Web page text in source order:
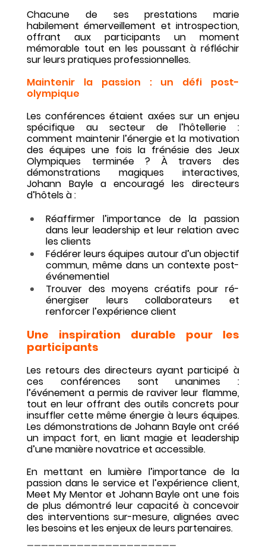
Chacune de ses prestations marie
habilement émerveillement et introspection,
offrant aux participants un moment
mémorable tout en les poussant à réfléchir
sur leurs pratiques professionnelles.
Maintenir la passion : un défi post-
olympique
Les conférences étaient axées sur un enjeu
spécifique au secteur de l’hôtellerie :
comment maintenir l’énergie et la motivation
des équipes une fois la frénésie des Jeux
Olympiques terminée ? À travers des
démonstrations magiques interactives,
Johann Bayle a encouragé les directeurs
d’hôtels à :
Réaffirmer l’importance de la passion
dans leur leadership et leur relation avec
les clients
Fédérer leurs équipes autour d’un objectif
commun, même dans un contexte post-
événementiel
Trouver des moyens créatifs pour ré-
énergiser leurs collaborateurs et
renforcer l’expérience client
Une inspiration durable pour les
participants
Les retours des directeurs ayant participé à
ces conférences sont unanimes :
l’événement a permis de raviver leur flamme,
tout en leur offrant des outils concrets pour
insuffler cette même énergie à leurs équipes.
Les démonstrations de Johann Bayle ont créé
un impact fort, en liant magie et leadership
d’une manière novatrice et accessible.
En mettant en lumière l’importance de la
passion dans le service et l’expérience client,
Meet My Mentor et Johann Bayle ont une fois
de plus démontré leur capacité à concevoir
des interventions sur-mesure, alignées avec
les besoins et les enjeux de leurs partenaires.